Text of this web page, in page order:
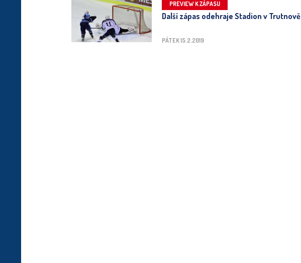
PREVIEW K ZÁPASU
Další zápas odehraje Stadion v Trutnově
PÁTEK 15.2.2019